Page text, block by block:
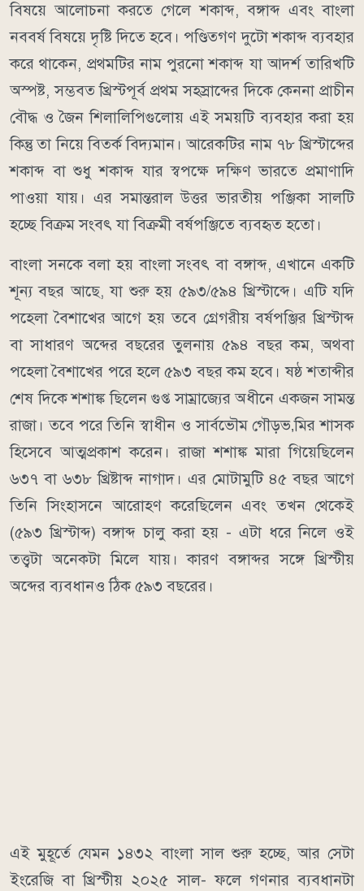
বিষয়ে আলোচনা করতে গেলে শকাব্দ, বঙ্গাব্দ এবং বাংলা
নববর্ষ বিষয়ে দৃষ্টি দিতে হবে। পণ্ডিতগণ দুটো শকাব্দ ব্যবহার
করে থাকেন, প্রথমটির নাম পুরনো শকাব্দ যা আদর্শ তারিখটি
অস্পষ্ট, সম্ভবত খ্রিস্টপূর্ব প্রথম সহস্রাব্দের দিকে কেননা প্রাচীন
বৌদ্ধ ও জৈন শিলালিপিগুলোয় এই সময়টি ব্যবহার করা হয়
কিন্তু তা নিয়ে বিতর্ক বিদ্যমান। আরেকটির নাম ৭৮ খ্রিস্টাব্দের
শকাব্দ বা শুধু শকাব্দ যার স্বপক্ষে দক্ষিণ ভারতে প্রমাণাদি
পাওয়া যায়। এর সমান্তরাল উত্তর ভারতীয় পঞ্জিকা সালটি
হচ্ছে বিক্রম সংবৎ যা বিক্রমী বর্ষপঞ্জিতে ব্যবহৃত হতো।
বাংলা সনকে বলা হয় বাংলা সংবৎ বা বঙ্গাব্দ, এখানে একটি
শূন্য বছর আছে, যা শুরু হয় ৫৯৩/৫৯৪ খ্রিস্টাব্দে। এটি যদি
পহেলা বৈশাখের আগে হয় তবে গ্রেগরীয় বর্ষপঞ্জির খ্রিস্টাব্দ
বা সাধারণ অব্দের বছরের তুলনায় ৫৯৪ বছর কম, অথবা
পহেলা বৈশাখের পরে হলে ৫৯৩ বছর কম হবে। ষষ্ঠ শতাব্দীর
শেষ দিকে শশাঙ্ক ছিলেন গুপ্ত সাম্রাজ্যের অধীনে একজন সামন্ত
রাজা। তবে পরে তিনি স্বাধীন ও সার্বভৌম গৌড়ভ‚মির শাসক
হিসেবে আত্মপ্রকাশ করেন। রাজা শশাঙ্ক মারা গিয়েছিলেন
৬৩৭ বা ৬৩৮ খ্রিষ্টাব্দ নাগাদ। এর মোটামুটি ৪৫ বছর আগে
তিনি সিংহাসনে আরোহণ করেছিলেন এবং তখন থেকেই
(৫৯৩ খ্রিস্টাব্দ) বঙ্গাব্দ চালু করা হয় - এটা ধরে নিলে ওই
তত্ত্বটা অনেকটা মিলে যায়। কারণ বঙ্গাব্দর সঙ্গে খ্রিস্টীয়
অব্দের ব্যবধানও ঠিক ৫৯৩ বছরের।
এই মুহূর্তে যেমন ১৪৩২ বাংলা সাল শুরু হচ্ছে, আর সেটা
ইংরেজি বা খ্রিস্টীয় ২০২৫ সাল- ফলে গণনার ব্যবধানটা